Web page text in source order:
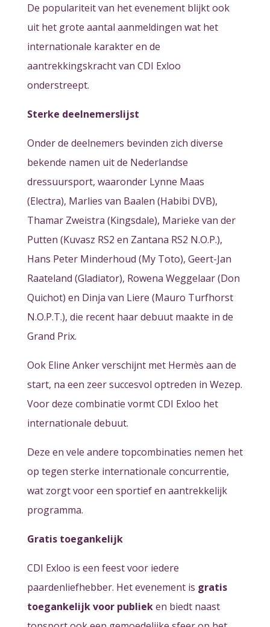
De populariteit van het evenement blijkt ook
uit het grote aantal aanmeldingen wat het
internationale karakter en de
aantrekkingskracht van CDI Exloo
onderstreept.
Sterke deelnemerslijst
Onder de deelnemers bevinden zich diverse
bekende namen uit de Nederlandse
dressuursport, waaronder Lynne Maas
(Electra), Marlies van Baalen (Habibi DVB),
Thamar Zweistra (Kingsdale), Marieke van der
Putten (Kuvasz RS2 en Zantana RS2 N.O.P.),
Hans Peter Minderhoud (My Toto), Geert-Jan
Raateland (Gladiator), Rowena Weggelaar (Don
Quichot) en Dinja van Liere (Mauro Turfhorst
N.O.P.T.), die recent haar debuut maakte in de
Grand Prix.
Ook Eline Anker verschijnt met Hermès aan de
start, na een zeer succesvol optreden in Wezep.
Voor deze combinatie vormt CDI Exloo het
internationale debuut.
Deze en vele andere topcombinaties nemen het
op tegen sterke internationale concurrentie,
wat zorgt voor een sportief en aantrekkelijk
programma.
Gratis toegankelijk
CDI Exloo is een feest voor iedere
paardenliefhebber. Het evenement is gratis
toegankelijk voor publieken biedt naast